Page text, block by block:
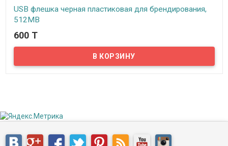
USB флешка черная пластиковая для брендирования,
512MB
В наличии
​Предлагаем вам купить USB флешку 512MB, которая всегда
будет под рукой как удобный инструмент для передачи данных.
Ваш логотип и контактная информация будут на виду, тем самым
600 T